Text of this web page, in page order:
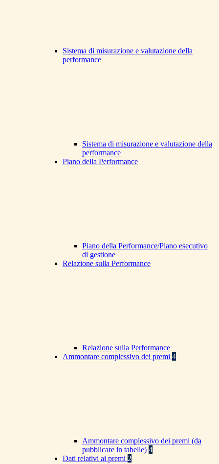
Sistema di misurazione e valutazione della
performance
Sistema di misurazione e valutazione della
performance
Piano della Performance
Piano della Performance/Piano esecutivo
di gestione
Relazione sulla Performance
Relazione sulla Performance
Ammontare complessivo dei premi 4
Ammontare complessivo dei premi (da
pubblicare in tabelle) 4
Dati relativi ai premi 2